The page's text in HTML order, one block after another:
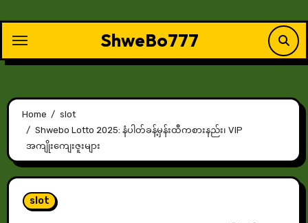
content
ShweBo777
Home
slot
Shwebo Lotto 2025: နံပါတ်ခန့်မှန်းထီကစားနည်း၊ VIP
အကျိုးကျေးဇူးများ
slot